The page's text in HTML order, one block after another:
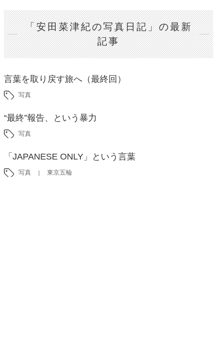
「安田菜津紀の写真日記」の最新
記事
言葉を取り戻す旅へ（最終回）
写真
“最終”報告、という暴力
写真
「JAPANESE ONLY」という言葉
写真 東京五輪